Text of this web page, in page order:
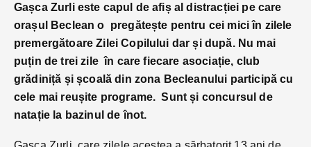
Gașca Zurli este capul de afiș al distracției pe care
orașul Beclean o pregătește pentru cei mici în zilele
premergătoare Zilei Copilului dar și după. Nu mai
puțin de trei zile în care fiecare asociație, club
grădiniță și școală din zona Becleanului participă cu
cele mai reușite programe. Sunt și concursul de
natație la bazinul de înot.